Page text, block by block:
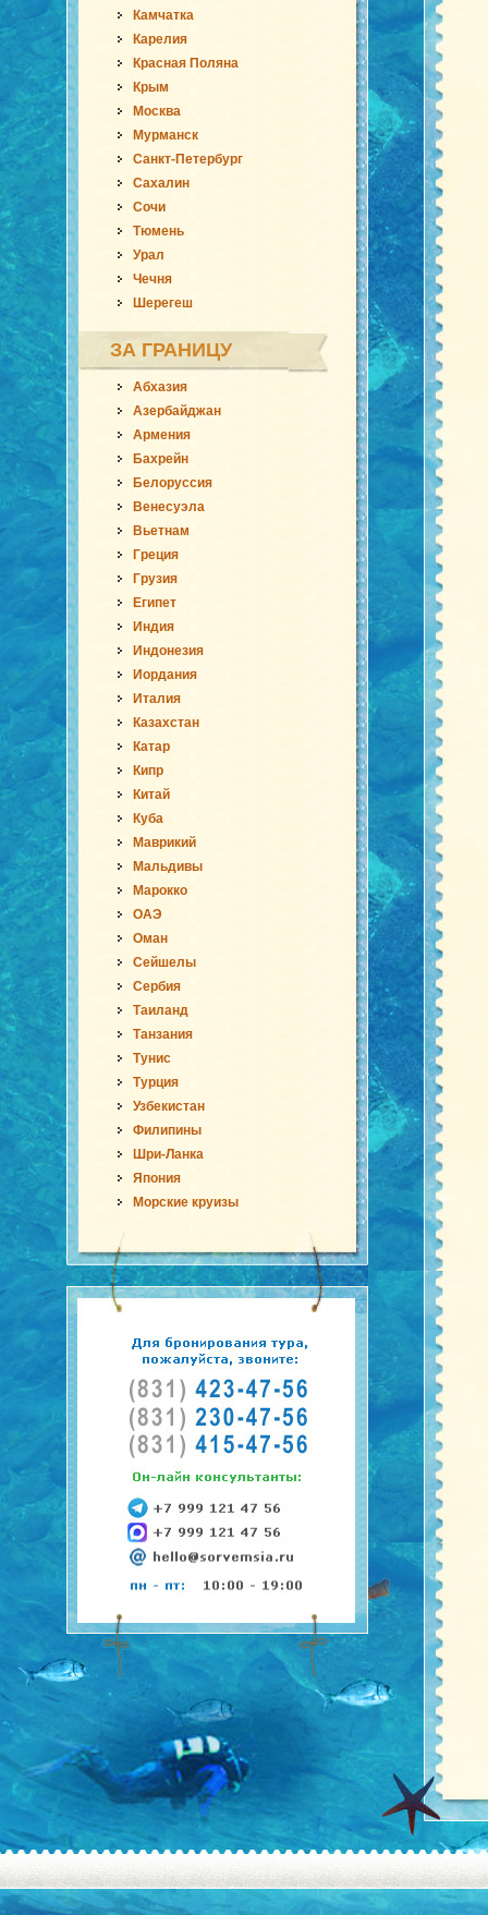
Камчатка
Карелия
Красная Поляна
Крым
Москва
Мурманск
Санкт-Петербург
Сахалин
Сочи
Тюмень
Урал
Чечня
Шерегеш
ЗА ГРАНИЦУ
Абхазия
Азербайджан
Армения
Бахрейн
Белоруссия
Венесуэла
Вьетнам
Греция
Грузия
Египет
Индия
Индонезия
Иордания
Италия
Казахстан
Катар
Кипр
Китай
Куба
Маврикий
Мальдивы
Марокко
ОАЭ
Оман
Сейшелы
Сербия
Таиланд
Танзания
Тунис
Турция
Узбекистан
Филипины
Шри-Ланка
Япония
Морские круизы